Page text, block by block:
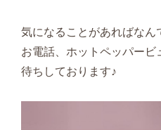
気になることがあればな
お電話、ホットペッパー
待ちしております♪